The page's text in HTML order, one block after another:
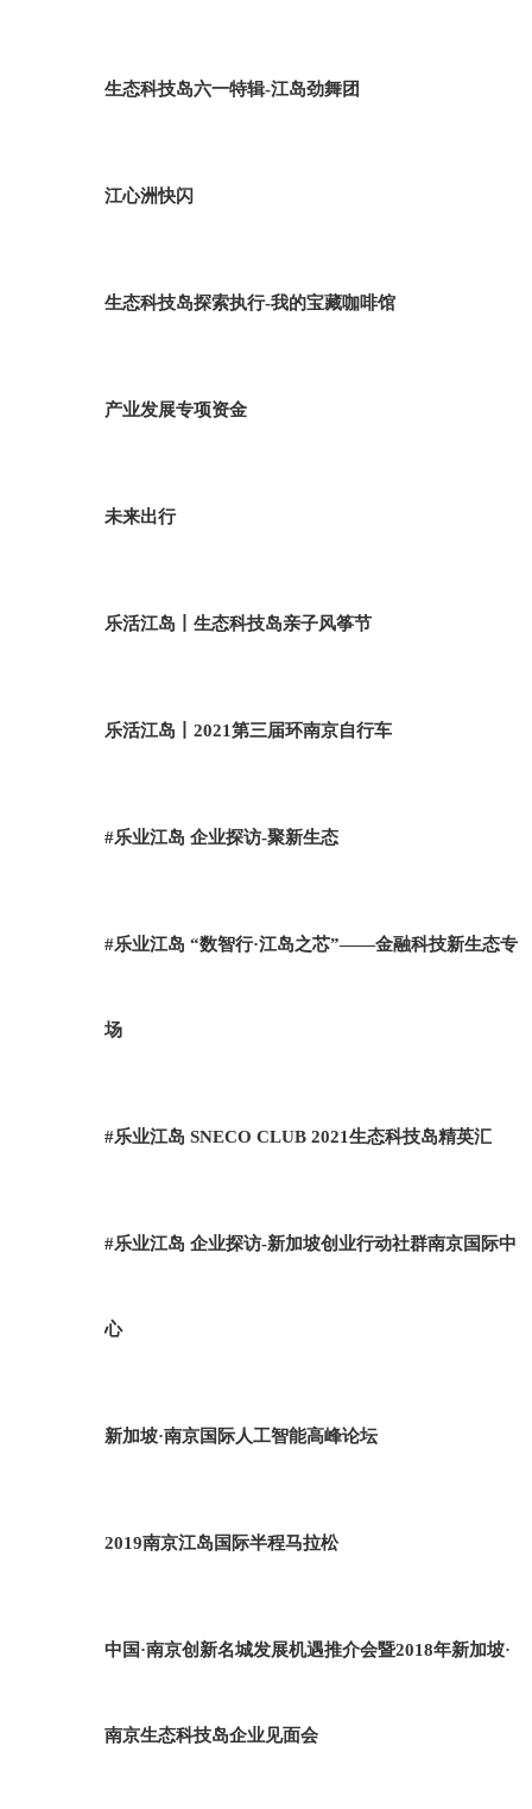
生态科技岛六一特辑-江岛劲舞团
江心洲快闪
生态科技岛探索执行-我的宝藏咖啡馆
产业发展专项资金
未来出行
乐活江岛丨生态科技岛亲子风筝节
乐活江岛丨2021第三届环南京自行车
#乐业江岛 企业探访-聚新生态
#乐业江岛 “数智行·江岛之芯”——金融科技新生态专
场
#乐业江岛 SNECO CLUB 2021生态科技岛精英汇
#乐业江岛 企业探访-新加坡创业行动社群南京国际中
心
新加坡·南京国际人工智能高峰论坛
2019南京江岛国际半程马拉松
中国·南京创新名城发展机遇推介会暨2018年新加坡·
南京生态科技岛企业见面会